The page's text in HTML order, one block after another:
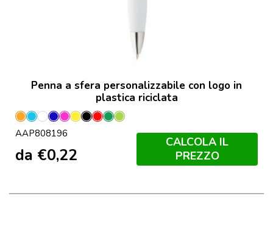
Penna a sfera personalizzabile con logo in
plastica riciclata
Arancione
Azzurro
Bianco
BluFucsia
Giallo
NeroRosso
Verde
Lime
Verde
AAP808196
da €0,22
CALCOLA IL
PREZZO